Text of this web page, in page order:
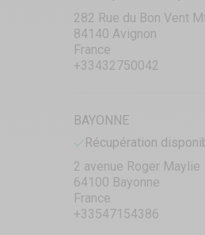
282 Rue du Bon Vent
84140 Avignon
France
+33432750042
BAYONNE
Récupération
2 avenue Roger Maylie
64100 Bayonne
France
+33547154386